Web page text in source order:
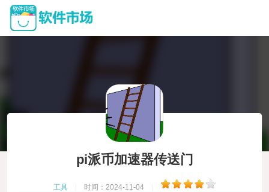
pi派币加速器传送门
工具 时间：2024-11-04